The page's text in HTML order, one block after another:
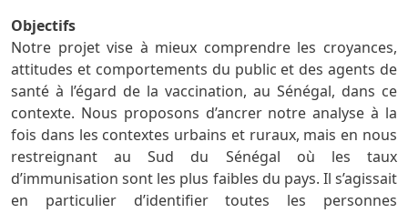
Objectifs
Notre projet vise à mieux comprendre les croyances,
attitudes et comportements du public et des agents de
santé à l’égard de la vaccination, au Sénégal, dans ce
contexte. Nous proposons d’ancrer notre analyse à la
fois dans les contextes urbains et ruraux, mais en nous
restreignant au Sud du Sénégal où les taux
d’immunisation sont les plus faibles du pays. Il s’agissait
en particulier d’identifier toutes les personnes